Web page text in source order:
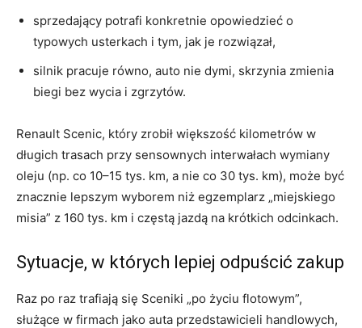
sprzedający potrafi konkretnie opowiedzieć o
typowych usterkach i tym, jak je rozwiązał,
silnik pracuje równo, auto nie dymi, skrzynia zmienia
biegi bez wycia i zgrzytów.
Renault Scenic, który zrobił większość kilometrów w
długich trasach przy sensownych interwałach wymiany
oleju (np. co 10–15 tys. km, a nie co 30 tys. km), może być
znacznie lepszym wyborem niż egzemplarz „miejskiego
misia” z 160 tys. km i częstą jazdą na krótkich odcinkach.
Sytuacje, w których lepiej odpuścić zakup
Raz po raz trafiają się Sceniki „po życiu flotowym”,
służące w firmach jako auta przedstawicieli handlowych,